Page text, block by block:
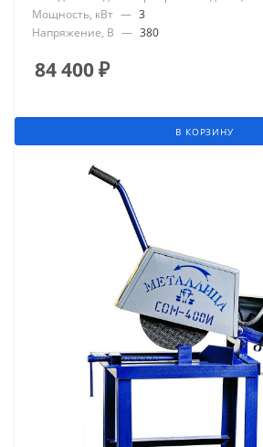
Мощность, кВт — 3
Напряжение, В — 380
84 400₽
В КОРЗИНУ